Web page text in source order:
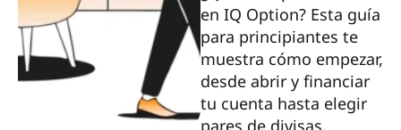
en IQ Option? Esta guía
para principiantes te
muestra cómo empezar,
desde abrir y financiar
tu cuenta hasta elegir